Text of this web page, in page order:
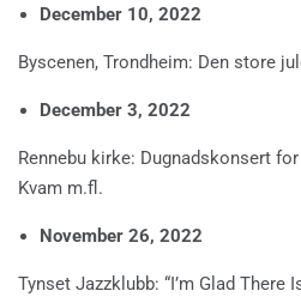
December 10, 2022
Byscenen, Trondheim: Den store
December 3, 2022
Rennebu kirke: Dugnadskonsert
Kvam m.fl.
November 26, 2022
Tynset Jazzklubb: “I’m Glad There